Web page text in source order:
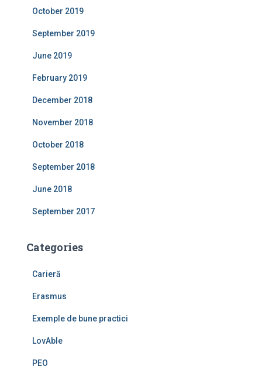
October 2019
September 2019
June 2019
February 2019
December 2018
November 2018
October 2018
September 2018
June 2018
September 2017
Categories
Carieră
Erasmus
Exemple de bune practici
LovAble
PEO